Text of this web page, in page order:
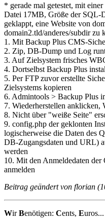
* gerade mal getestet, mit
Datei 17MB, Größe der SQL-
geklappt, eine Website von
domain2.tld/anderes/subdir zu
1. Mit Backup Plus CMS-
2. Zip, DB-Dump und Log
3. Auf Zielsystem frisches
4. Dortselbst Backup Plus
5. Per FTP zuvor erstellte
Zielsystems kopieren
6. Admintools > Backup Plus
7. Wiederherstellen anklicken,
8. Nicht über "weiße Seite"
9. config.php der geklonten
logischerweise die Daten des
DB-Zugangsdaten und URL)
werden
10. Mit den Anmeldedaten
anmelden
Beitrag geändert von florian
WirBenötigen: Cents, Euros...